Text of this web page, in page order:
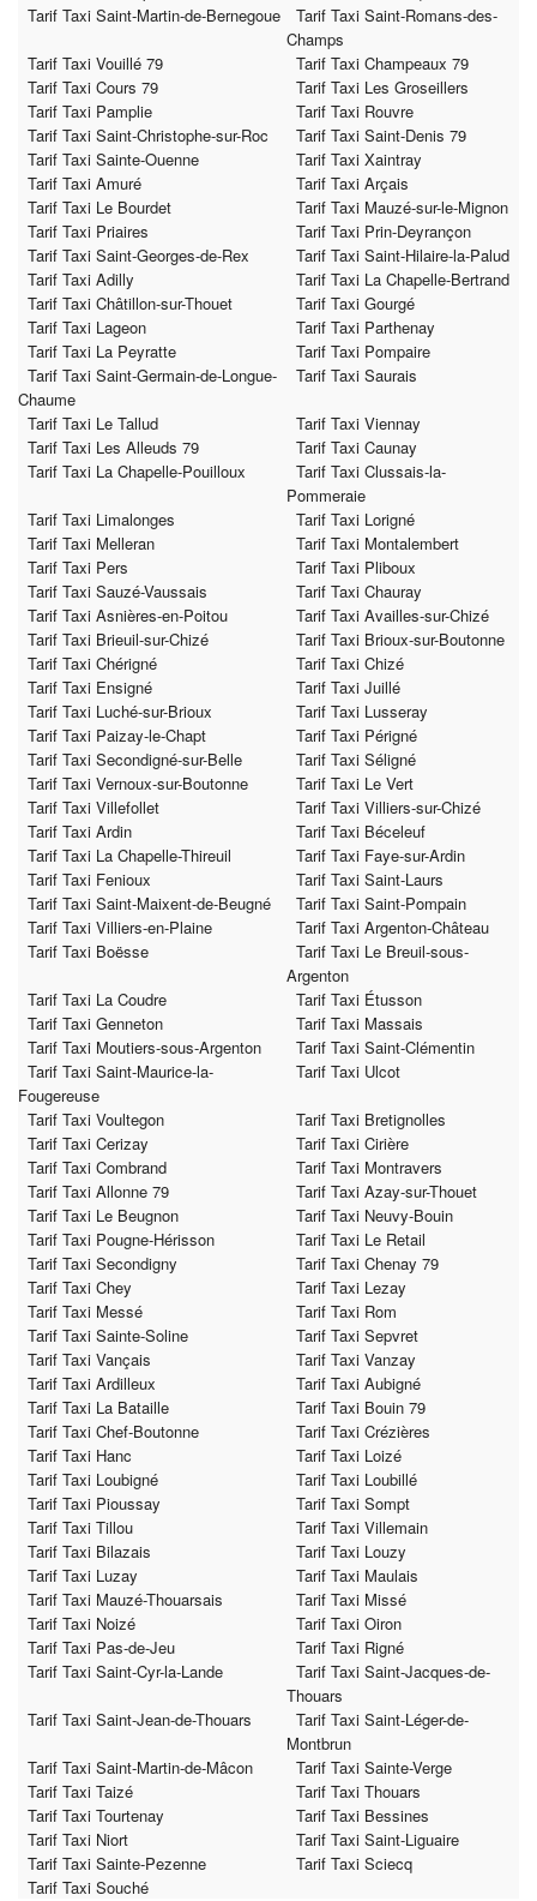
Tarif Taxi Saint-Martin-de-Bernegoue
Tarif Taxi Saint-Romans-des-
Champs
Tarif Taxi Vouillé 79
Tarif Taxi Champeaux 79
Tarif Taxi Cours 79
Tarif Taxi Les Groseillers
Tarif Taxi Pamplie
Tarif Taxi Rouvre
Tarif Taxi Saint-Christophe-sur-Roc
Tarif Taxi Saint-Denis 79
Tarif Taxi Sainte-Ouenne
Tarif Taxi Xaintray
Tarif Taxi Amuré
Tarif Taxi Arçais
Tarif Taxi Le Bourdet
Tarif Taxi Mauzé-sur-le-Mignon
Tarif Taxi Priaires
Tarif Taxi Prin-Deyrançon
Tarif Taxi Saint-Georges-de-Rex
Tarif Taxi Saint-Hilaire-la-Palud
Tarif Taxi Adilly
Tarif Taxi La Chapelle-Bertrand
Tarif Taxi Châtillon-sur-Thouet
Tarif Taxi Gourgé
Tarif Taxi Lageon
Tarif Taxi Parthenay
Tarif Taxi La Peyratte
Tarif Taxi Pompaire
Tarif Taxi Saint-Germain-de-Longue-
Chaume
Tarif Taxi Saurais
Tarif Taxi Le Tallud
Tarif Taxi Viennay
Tarif Taxi Les Alleuds 79
Tarif Taxi Caunay
Tarif Taxi La Chapelle-Pouilloux
Tarif Taxi Clussais-la-
Pommeraie
Tarif Taxi Limalonges
Tarif Taxi Lorigné
Tarif Taxi Melleran
Tarif Taxi Montalembert
Tarif Taxi Pers
Tarif Taxi Pliboux
Tarif Taxi Sauzé-Vaussais
Tarif Taxi Chauray
Tarif Taxi Asnières-en-Poitou
Tarif Taxi Availles-sur-Chizé
Tarif Taxi Brieuil-sur-Chizé
Tarif Taxi Brioux-sur-Boutonne
Tarif Taxi Chérigné
Tarif Taxi Chizé
Tarif Taxi Ensigné
Tarif Taxi Juillé
Tarif Taxi Luché-sur-Brioux
Tarif Taxi Lusseray
Tarif Taxi Paizay-le-Chapt
Tarif Taxi Périgné
Tarif Taxi Secondigné-sur-Belle
Tarif Taxi Séligné
Tarif Taxi Vernoux-sur-Boutonne
Tarif Taxi Le Vert
Tarif Taxi Villefollet
Tarif Taxi Villiers-sur-Chizé
Tarif Taxi Ardin
Tarif Taxi Béceleuf
Tarif Taxi La Chapelle-Thireuil
Tarif Taxi Faye-sur-Ardin
Tarif Taxi Fenioux
Tarif Taxi Saint-Laurs
Tarif Taxi Saint-Maixent-de-Beugné
Tarif Taxi Saint-Pompain
Tarif Taxi Villiers-en-Plaine
Tarif Taxi Argenton-Château
Tarif Taxi Boësse
Tarif Taxi Le Breuil-sous-
Argenton
Tarif Taxi La Coudre
Tarif Taxi Étusson
Tarif Taxi Genneton
Tarif Taxi Massais
Tarif Taxi Moutiers-sous-Argenton
Tarif Taxi Saint-Clémentin
Tarif Taxi Saint-Maurice-la-
Fougereuse
Tarif Taxi Ulcot
Tarif Taxi Voultegon
Tarif Taxi Bretignolles
Tarif Taxi Cerizay
Tarif Taxi Cirière
Tarif Taxi Combrand
Tarif Taxi Montravers
Tarif Taxi Allonne 79
Tarif Taxi Azay-sur-Thouet
Tarif Taxi Le Beugnon
Tarif Taxi Neuvy-Bouin
Tarif Taxi Pougne-Hérisson
Tarif Taxi Le Retail
Tarif Taxi Secondigny
Tarif Taxi Chenay 79
Tarif Taxi Chey
Tarif Taxi Lezay
Tarif Taxi Messé
Tarif Taxi Rom
Tarif Taxi Sainte-Soline
Tarif Taxi Sepvret
Tarif Taxi Vançais
Tarif Taxi Vanzay
Tarif Taxi Ardilleux
Tarif Taxi Aubigné
Tarif Taxi La Bataille
Tarif Taxi Bouin 79
Tarif Taxi Chef-Boutonne
Tarif Taxi Crézières
Tarif Taxi Hanc
Tarif Taxi Loizé
Tarif Taxi Loubigné
Tarif Taxi Loubillé
Tarif Taxi Pioussay
Tarif Taxi Sompt
Tarif Taxi Tillou
Tarif Taxi Villemain
Tarif Taxi Bilazais
Tarif Taxi Louzy
Tarif Taxi Luzay
Tarif Taxi Maulais
Tarif Taxi Mauzé-Thouarsais
Tarif Taxi Missé
Tarif Taxi Noizé
Tarif Taxi Oiron
Tarif Taxi Pas-de-Jeu
Tarif Taxi Rigné
Tarif Taxi Saint-Cyr-la-Lande
Tarif Taxi Saint-Jacques-de-
Thouars
Tarif Taxi Saint-Jean-de-Thouars
Tarif Taxi Saint-Léger-de-
Montbrun
Tarif Taxi Saint-Martin-de-Mâcon
Tarif Taxi Sainte-Verge
Tarif Taxi Taizé
Tarif Taxi Thouars
Tarif Taxi Tourtenay
Tarif Taxi Bessines
Tarif Taxi Niort
Tarif Taxi Saint-Liguaire
Tarif Taxi Sainte-Pezenne
Tarif Taxi Sciecq
Tarif Taxi Souché